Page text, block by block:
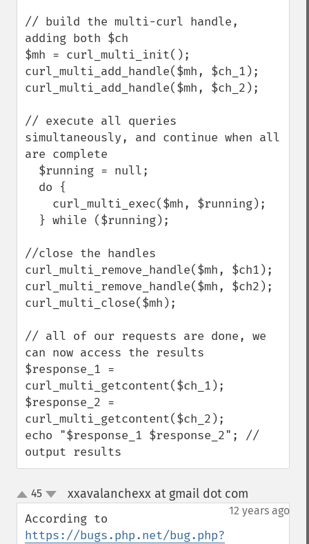
// build the multi-curl handle,
adding both $ch
$mh = curl_multi_init();
curl_multi_add_handle($mh, $ch_1);
curl_multi_add_handle($mh, $ch_2);
// execute all queries
simultaneously, and continue when all
are complete
//close the handles
curl_multi_remove_handle($mh, $ch1);
curl_multi_remove_handle($mh, $ch2);
curl_multi_close($mh);
// all of our requests are done, we
can now access the results
$response_1 =
curl_multi_getcontent($ch_1);
$response_2 =
curl_multi_getcontent($ch_2);
echo "$response_1 $response_2"; //
output results
up
down
45 xxavalanchexx at gmail dot com
12 years ago
https://bugs.php.net/bug.php?